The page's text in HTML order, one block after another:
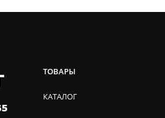
ТОВАРЫ
КАТАЛОГ